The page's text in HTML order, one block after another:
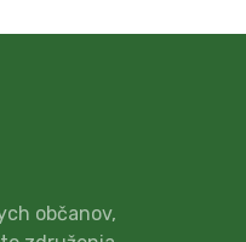
občanov,